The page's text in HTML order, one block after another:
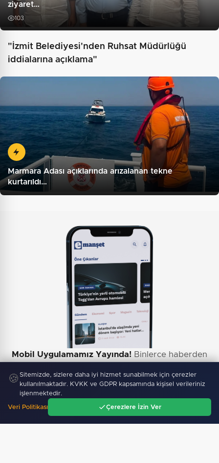
ziyaret…
103
"İzmit Belediyesi'nden Ruhsat Müdürlüğü
iddialarına açıklama"
Marmara Adası açıklarında arızalanan tekne
kurtarıldı…
Mobil Uygulamamız Yayında! Binlerce haberden
🍪 Sitemizde, sizlere daha iyi hizmet sunabilmek için çerezler
kullanılmaktadır. KVKK ve GDPR kapsamında kişisel verileriniz
işlenmektedir.
Veri Politikası Çerezlere İzin Ver
Gündem Ara Menü